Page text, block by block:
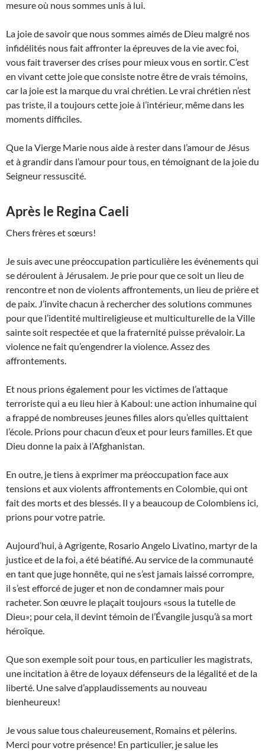
mesure où nous sommes unis à lui.
La joie de savoir que nous sommes aimés de Dieu malgré nos
infidélités nous fait affronter la épreuves de la vie avec foi,
vous fait traverser des crises pour mieux vous en sortir. C’est
en vivant cette joie que consiste notre être de vrais témoins,
car la joie est la marque du vrai chrétien. Le vrai chrétien n’est
pas triste, il a toujours cette joie à l’intérieur, même dans les
moments difficiles.
Que la Vierge Marie nous aide à rester dans l’amour de Jésus
et à grandir dans l’amour pour tous, en témoignant de la joie du
Seigneur ressuscité.
Après le Regina Caeli
Chers frères et sœurs!
Je suis avec une préoccupation particulière les événements qui
se déroulent à Jérusalem. Je prie pour que ce soit un lieu de
rencontre et non de violents affrontements, un lieu de prière et
de paix. J’invite chacun à rechercher des solutions communes
pour que l’identité multireligieuse et multiculturelle de la Ville
sainte soit respectée et que la fraternité puisse prévaloir. La
violence ne fait qu’engendrer la violence. Assez des
affrontements.
Et nous prions également pour les victimes de l’attaque
terroriste qui a eu lieu hier à Kaboul: une action inhumaine qui
a frappé de nombreuses jeunes filles alors qu’elles quittaient
l’école. Prions pour chacun d’eux et pour leurs familles. Et que
Dieu donne la paix à l’Afghanistan.
En outre, je tiens à exprimer ma préoccupation face aux
tensions et aux violents affrontements en Colombie, qui ont
fait des morts et des blessés. Il y a beaucoup de Colombiens ici,
prions pour votre patrie.
Aujourd’hui, à Agrigente, Rosario Angelo Livatino, martyr de la
justice et de la foi, a été béatifié. Au service de la communauté
en tant que juge honnête, qui ne s’est jamais laissé corrompre,
il s’est efforcé de juger et non de condamner mais pour
racheter. Son œuvre le plaçait toujours «sous la tutelle de
Dieu»; pour cela, il devint témoin de l’Évangile jusqu’à sa mort
héroïque.
Que son exemple soit pour tous, en particulier les magistrats,
une incitation à être de loyaux défenseurs de la légalité et de la
liberté. Une salve d’applaudissements au nouveau
bienheureux!
Je vous salue tous chaleureusement, Romains et pèlerins.
Merci pour votre présence! En particulier, je salue les